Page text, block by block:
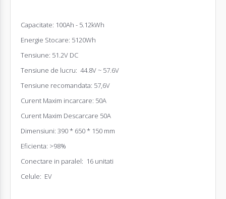
Capacitate: 100Ah - 5.12kWh
Energie Stocare: 5120Wh
Tensiune: 51.2V DC
Tensiune de lucru: 44.8V ~ 57.6V
Tensiune recomandata: 57,6V
Curent Maxim incarcare: 50A
Curent Maxim Descarcare 50A
Dimensiuni: 390 * 650 * 150 mm
Eficienta: >98%
Conectare in paralel: 16 unitati
Celule: EV